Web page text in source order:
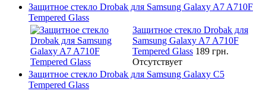
Защитное стекло Drobak для Samsung Galaxy A7 A710F
Tempered Glass
Защитное стекло Drobak для
Samsung Galaxy A7 A710F
Tempered Glass 189 грн.
Отсутствует
Защитное стекло Drobak для Samsung Galaxy C5
Tempered Glass